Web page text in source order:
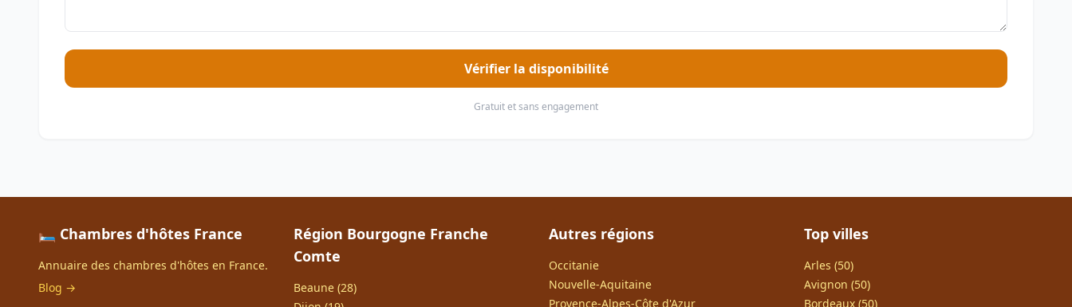
Vérifier la disponibilité
Gratuit et sans engagement
🛏️ Chambres d'hôtes France
Annuaire des chambres d'hôtes en France.
Blog →
Région Bourgogne Franche
Comte
Beaune (28)
Autres régions
Occitanie
Nouvelle-Aquitaine
Provence-Alpes-Côte d'Azur
Top villes
Arles (50)
Avignon (50)
Bordeaux (50)